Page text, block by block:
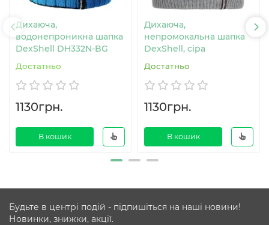
Дихаюча,
водонепроникна шапка
DexShell DH332N-BG
Достатньо
1130грн.
В кошик
Дихаюча,
непромокальна шапка
DexShell, сіра
Достатньо
1130грн.
В кошик
Будьте в центрі подій - підпишіться на наші новини!
Новинки, знижки, акції.